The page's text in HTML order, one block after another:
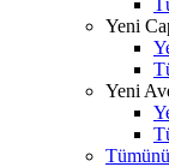
Yeni
Yeni